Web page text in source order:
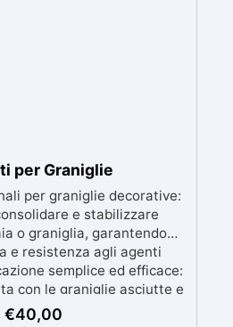
per Graniglie
per graniglie decorative:
e stabilizzare
o graniglia, garantendo
e resistenza agli agenti
semplice ed efficace:
con le graniglie asciutte e
su superfici preesistenti,
€40,00